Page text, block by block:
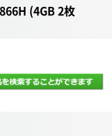
(4GB 2枚